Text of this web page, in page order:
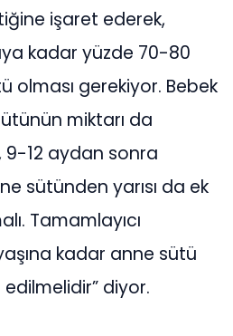
işaret ederek,
kadar yüzde 70-80
olması gerekiyor. Bebek
miktarı da
9-12 aydan sonra
sütünden yarısı da ek
Tamamlayıcı
kadar anne sütü
diyor.